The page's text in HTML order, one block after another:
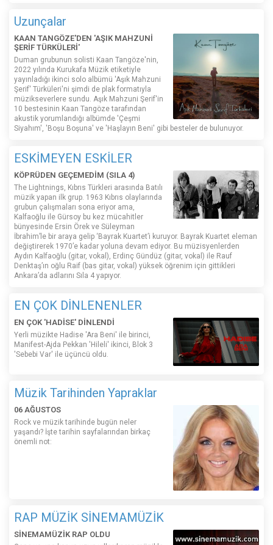
Uzunçalar
KAAN TANGÖZE'DEN 'AŞIK MAHZUNİ
ŞERİF TÜRKÜLERİ'
Duman grubunun solisti Kaan Tangöze'nin,
2022 yılında Kurukafa Müzik etiketiyle
yayınladığı ikinci solo albümü 'Aşık Mahzuni
Şerif' Türküleri'ni şimdi de plak formatıyla
müzikseverlere sundu. Aşık Mahzuni Şerif'in
10 bestesinin Kaan Tangöze tarafından
akustik yorumlandığı albümde 'Çeşmi
Siyahım', 'Boşu Boşuna' ve 'Haşlayın Beni' gibi besteler de bulunuyor.
ESKİMEYEN ESKİLER
KÖPRÜDEN GEÇEMEDİM (SILA 4)
The Lightnings, Kıbrıs Türkleri arasında Batılı
müzik yapan ilk grup. 1963 Kıbrıs olaylarında
grubun çalışmaları sona eriyor ama,
Kalfaoğlu ile Gürsoy bu kez mücahitler
bünyesinde Ersin Örek ve Süleyman
İbrahim’le bir araya gelip ‘Bayrak Kuartet’i kuruyor. Bayrak Kuartet eleman
değiştirerek 1970’e kadar yoluna devam ediyor. Bu müzisyenlerden
Aydın Kalfaoğlu (gitar, vokal), Erdinç Gündüz (gitar, vokal) ile Rauf
Denktaş’ın oğlu Raif (bas gitar, vokal) yüksek öğrenim için gittikleri
Ankara’da adlarını Sıla 4 yapıyor.
EN ÇOK DİNLENENLER
EN ÇOK 'HADİSE' DİNLENDİ
Yerli müzikte Hadise 'Ara Beni' ile birinci,
Manifest-Ajda Pekkan 'Hileli' ikinci, Blok 3
'Sebebi Var' ile üçüncü oldu.
Müzik Tarihinden Yapraklar
06 AĞUSTOS
Rock ve müzik tarihinde bugün neler
yaşandı? İşte tarihin sayfalarından birkaç
önemli not:
RAP MÜZİK SİNEMAMÜZİK
SİNEMAMÜZİK RAP OLDU